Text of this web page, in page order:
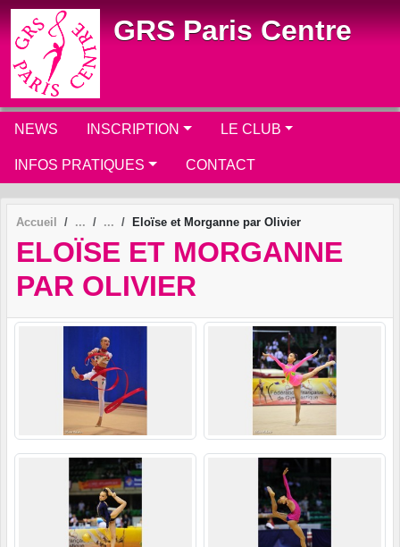
GRS Paris Centre
NEWS INSCRIPTION LE CLUB
INFOS PRATIQUES CONTACT
Accueil Eloïse et Morganne par Olivier
ELOÏSE ET MORGANNE
PAR OLIVIER
Panneau de gestion des cookies